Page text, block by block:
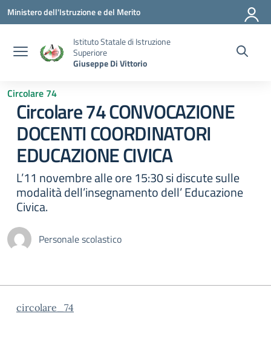
Vai ai contenuti
Vai al menu di navigazione
Vai al footer
Ministero dell'Istruzione e del Merito
Istituto Statale di Istruzione
Superiore
Giuseppe Di Vittorio
Circolare 74
Circolare 74 CONVOCAZIONE
DOCENTI COORDINATORI
EDUCAZIONE CIVICA
L’11 novembre alle ore 15:30 si discute sulle
modalità dell’insegnamento dell’ Educazione
Civica.
Personale scolastico
circolare_74